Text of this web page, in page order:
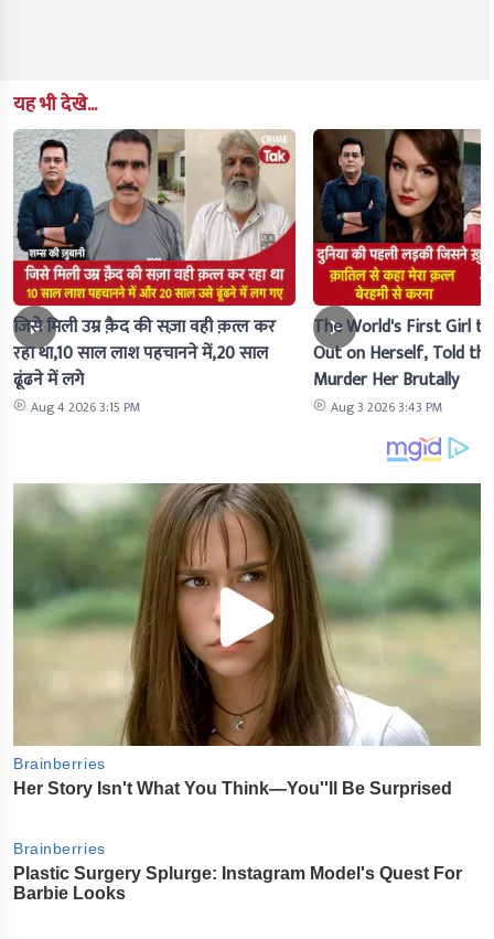
यह भी देखे...
जिसे मिली उम्र क़ैद की सज़ा वही क़त्ल कर
रहा था,10 साल लाश पहचानने में,20 साल
ढूंढने में लगे
Aug 4 2026 3:15 PM
The World's First Girl
Out on Herself, Told
Murder Her Brutally
Aug 3 2026 3:43 PM